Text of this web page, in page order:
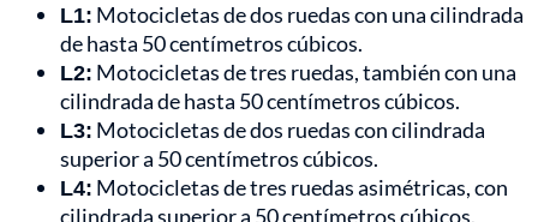
L1: Motocicletas de dos ruedas con una cilindrada
de hasta 50 centímetros cúbicos.
L2: Motocicletas de tres ruedas, también con una
cilindrada de hasta 50 centímetros cúbicos.
L3: Motocicletas de dos ruedas con cilindrada
superior a 50 centímetros cúbicos.
L4: Motocicletas de tres ruedas asimétricas, con
cilindrada superior a 50 centímetros cúbicos.